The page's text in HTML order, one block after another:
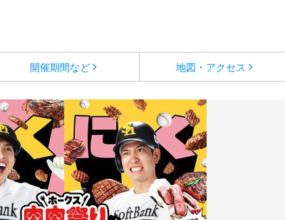
開催期間など 地図・アクセス